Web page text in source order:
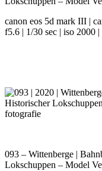
canon eos 5d mark III |
f5.6 | 1/30 sec | iso 2000
093 – Wittenberge |
Lokschuppen – Model